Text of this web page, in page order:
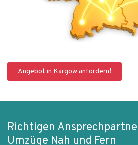
Angebot in Kargow anfordern!
Richtigen
Umzüge Nah und Fern